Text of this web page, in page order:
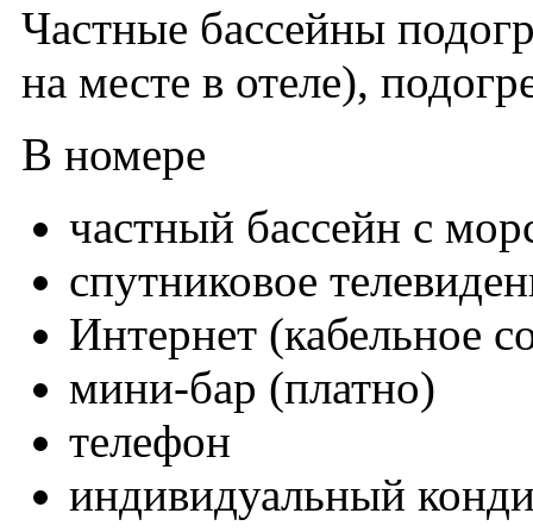
Частные бассейны
на месте в отеле),
В номере
частный бассейн с
спутниковое
Интернет (кабельное
мини-бар (платно)
телефон
индивидуальный